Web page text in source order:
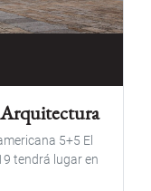
5+5 El
tendrá lugar en